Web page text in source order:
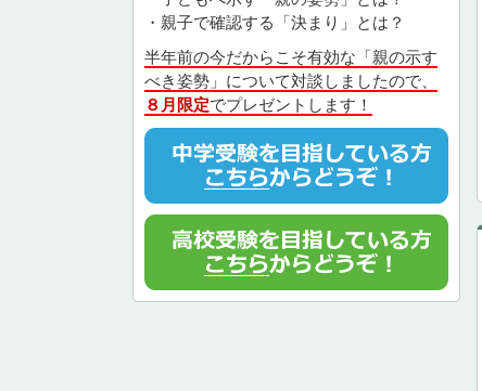
・親子で確認する「決まり」とは？
半年前の今だからこそ有効な「親の示す
べき姿勢」について対談しましたので、
８月限定でプレゼントします！